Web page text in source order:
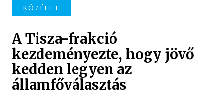
KÖZÉLET
A Tisza-frakció
kezdeményezte, hogy jövő
kedden legyen az
államfőválasztás